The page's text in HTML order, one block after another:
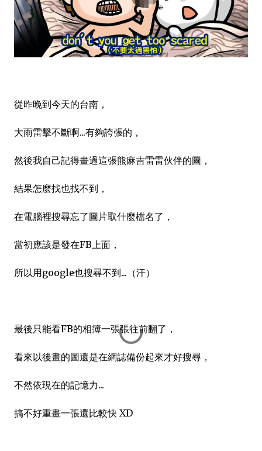
從昨晚到今天的台南，
大雨雷擊不斷啊...有夠誇張的，
然後我自己記得畫過這張熊麻吉雷雷伙伴的圖，
結果怎麼找也找不到，
在電腦裡搜尋忘了圖片取什麼檔名了，
當初應該是發在FB上面，
所以用google也搜尋不到...（汗）
最後只能看FB的相簿一張張往前翻了，
看來以後畫的圖還是在網誌備份起來才好搜尋，
不然依現在的記憶力...
搞不好重畫一張還比較快 XD